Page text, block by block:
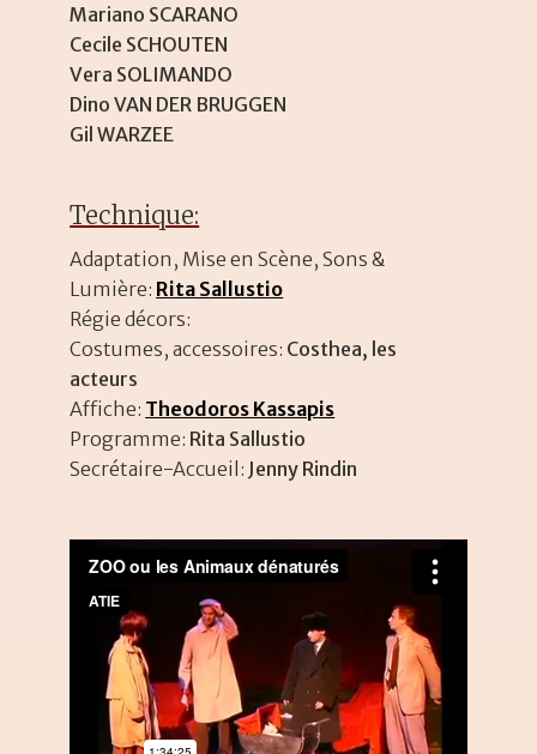
Mariano SCARANO
Cecile SCHOUTEN
Vera SOLIMANDO
Dino VAN DER BRUGGEN
Gil WARZEE
Technique:
Adaptation, Mise en Scène, Sons &
Lumière: Rita Sallustio
Régie décors:
Costumes, accessoires: Costhea, les
acteurs
Affiche: Theodoros Kassapis
Programme: Rita Sallustio
Secrétaire-Accueil: Jenny Rindin